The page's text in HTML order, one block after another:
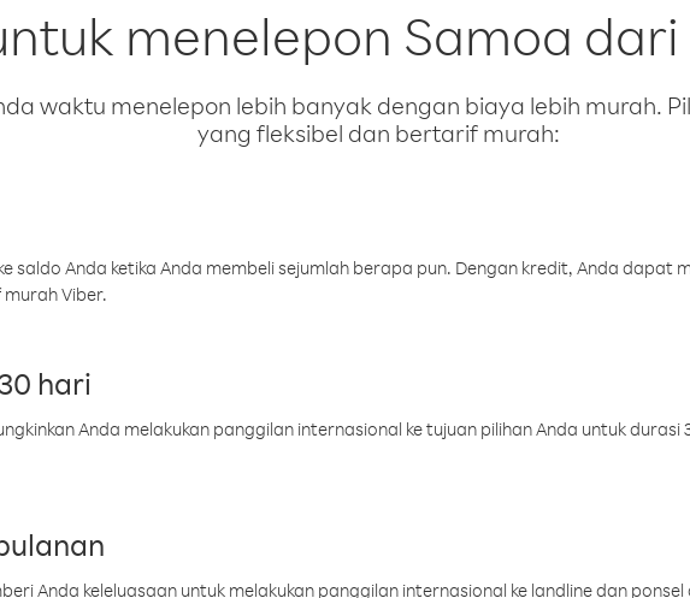
menelepon Samoa
waktu menelepon lebih banyak dengan biaya lebih murah.
yang fleksibel dan bertarif murah:
saldo Anda ketika Anda membeli sejumlah berapa pun. Dengan kredit, Anda dapat
Viber.
hari
Anda melakukan panggilan internasional ke tujuan pilihan Anda untuk
Anda keleluasaan untuk melakukan panggilan internasional ke landline dan